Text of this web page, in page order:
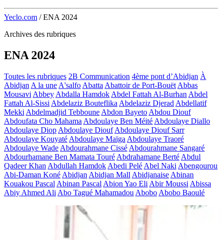
Yeclo.com / ENA 2024
Archives des rubriques
ENA 2024
Toutes les rubriques 2B Communication 4ème pont d’Abidjan À
Abidjan A la une A'salfo Abatta Abattoir de Port-Bouët Abbas
Mousavi Abbey Abdalla Hamdok Abdel Fattah Al-Burhan Abdel
Fattah Al-Sissi Abdelaziz Bouteflika Abdelaziz Djerad Abdellatif
Mekki Abdelmadjid Tebboune Abdon Bayeto Abdou Diouf
Abdoufata Cho Mahama Abdoulaye Ben Méité Abdoulaye Diallo
Abdoulaye Diop Abdoulaye Diouf Abdoulaye Diouf Sarr
Abdoulaye Kouyaté Abdoulaye Maïga Abdoulaye Traoré
Abdoulaye Wade Abdourahmane Cissé Abdourahmane Sangaré
Abdourhamane Ben Mamata Touré Abdrahamane Berté Abdul
Qadeer Khan Abdullah Hamdok Abedi Pelé Abel Naki Abengourou
Abi-Daman Koné Abidjan Abidjan Mall Abidjanaise Abinan
Kouakou Pascal Abinan Pascal Abion Yao Eli Abir Moussi Abissa
Abiy Ahmed Ali Abo Tagué Mahamadou Abobo Abobo Baoulé